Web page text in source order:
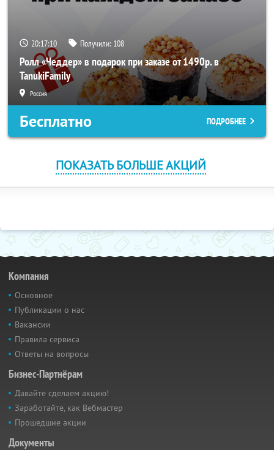
20:17:10 Получили: 108
Ролл «Чеддер» в подарок при заказе от 1490р. в
TanukiFamily
Россия
Бесплатно ПОДРОБНЕЕ
ПОКАЗАТЬ БОЛЬШЕ АКЦИЙ
Компания
Основное
Публикации о нас
Вакансии
Правила сервиса
Ответы на вопросы
Бизнес-Партнёрам
Давайте сделаем акцию!
Заработайте, как Вебмастер
Прошедшие акции
Документы